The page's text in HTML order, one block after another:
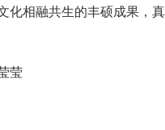
化相融共生的丰硕成果，
莹